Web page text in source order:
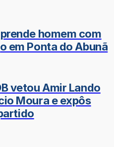
homem com
em Ponta do Abunã
vetou Amir Lando
Moura e expôs